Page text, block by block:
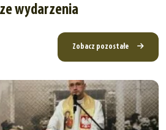
wydarzenia
Zobacz pozostałe